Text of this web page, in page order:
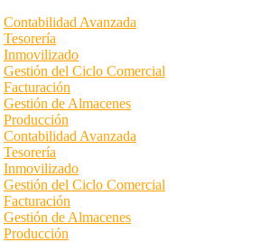
Contabilidad Avanzada
Tesorería
Inmovilizado
Gestión del Ciclo Comercial
Facturación
Gestión de Almacenes
Producción
Contabilidad Avanzada
Tesorería
Inmovilizado
Gestión del Ciclo Comercial
Facturación
Gestión de Almacenes
Producción